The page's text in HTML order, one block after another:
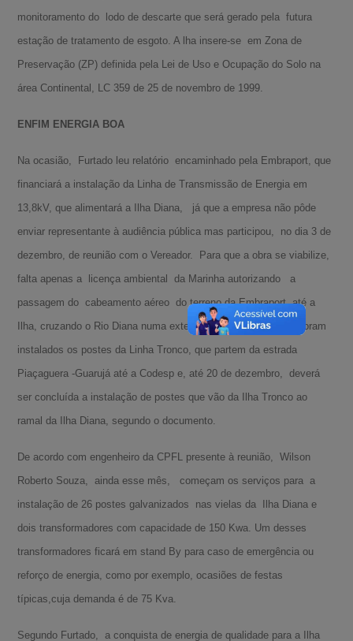
monitoramento do lodo de descarte que será gerado pela futura
estação de tratamento de esgoto. A lha insere-se em Zona de
Preservação (ZP) definida pela Lei de Uso e Ocupação do Solo na
área Continental, LC 359 de 25 de novembro de 1999.
ENFIM ENERGIA BOA
Na ocasião, Furtado leu relatório encaminhado pela Embraport, que
financiará a instalação da Linha de Transmissão de Energia em
13,8kV, que alimentará a Ilha Diana, já que a empresa não pôde
enviar representante à audiência pública mas participou, no dia 3 de
dezembro, de reunião com o Vereador. Para que a obra se viabilize,
falta apenas a licença ambiental da Marinha autorizando a
passagem do cabeamento aéreo do terreno da Embraport até a
Ilha, cruzando o Rio Diana numa extensão de 160 metros. Já foram
instalados os postes da Linha Tronco, que partem da estrada
Piaçaguera -Guarujá até a Codesp e, até 20 de dezembro, deverá
ser concluída a instalação de postes que vão da Ilha Tronco ao
ramal da Ilha Diana, segundo o documento.
De acordo com engenheiro da CPFL presente à reunião, Wilson
Roberto Souza, ainda esse mês, começam os serviços para a
instalação de 26 postes galvanizados nas vielas da Ilha Diana e
dois transformadores com capacidade de 150 Kwa. Um desses
transformadores ficará em stand By para caso de emergência ou
reforço de energia, como por exemplo, ocasiões de festas
típicas,cuja demanda é de 75 Kva.
Segundo Furtado, a conquista de energia de qualidade para a Ilha